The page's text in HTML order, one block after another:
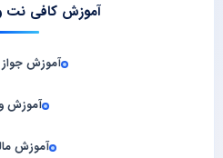
آموزش کافی نت
آموزش
آموزش
آموزش